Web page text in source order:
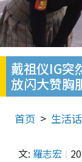
戴祖仪IG
放闪大赞胸
首页 生活
文: 羅志宏